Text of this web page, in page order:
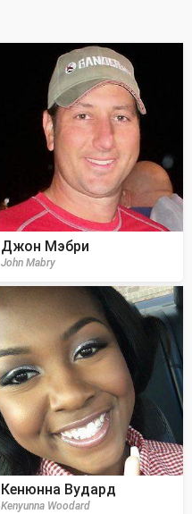
Джон Мэбри
John Mabry
Кенюнна Вудард
Kenyunna Woodard